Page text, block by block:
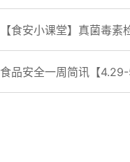
【食安小课堂】真菌毒素
食品安全一周简讯【4.29-